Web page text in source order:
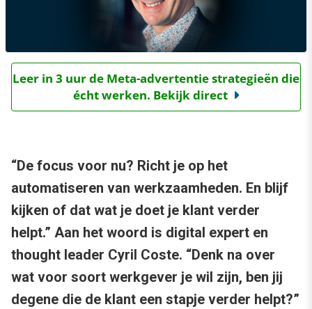
Leer in 3 uur de Meta-advertentie strategieën die
écht werken. Bekijk direct
“De focus voor nu? Richt je op het
automatiseren van werkzaamheden. En blijf
kijken of dat wat je doet je klant verder
helpt.” Aan het woord is digital expert en
thought leader Cyril Coste. “Denk na over
wat voor soort werkgever je wil zijn, ben jij
degene die de klant een stapje verder helpt?”